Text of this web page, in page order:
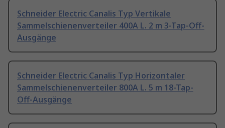
Schneider Electric Canalis Typ Vertikale
Sammelschienenverteiler 400A L. 2 m 3-Tap-Off-
Ausgänge
Schneider Electric Canalis Typ Horizontaler
Sammelschienenverteiler 800A L. 5 m 18-Tap-
Off-Ausgänge